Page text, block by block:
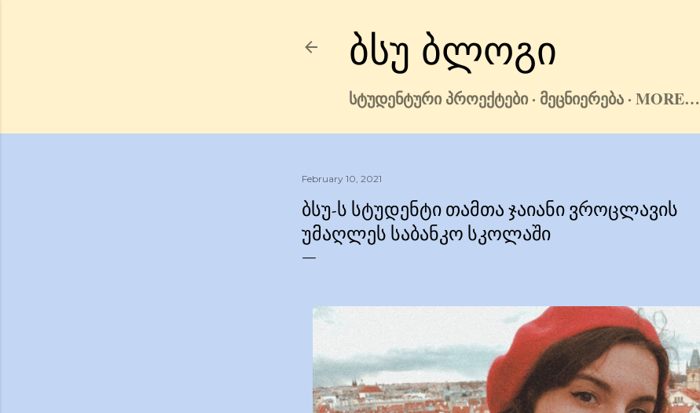
ᲑᲡᲣ ᲑᲚᲝᲒᲘ
ᲡᲢᲣᲓᲔᲜᲢᲣᲠᲘ ᲞᲠᲝᲔᲥᲢᲔᲑᲘ ᲛᲔᲪᲜᲘᲔᲠᲔᲑᲐ MORE…
February 10, 2021
ᲑᲡᲣ-Ს ᲡᲢᲣᲓᲔᲜᲢᲘ ᲗᲐᲛᲗᲐ ᲯᲐᲘᲐᲜᲘ ᲕᲠᲝᲪᲚᲐᲕᲘᲡ
ᲣᲛᲐᲦᲚᲔᲡ ᲡᲐᲑᲐᲜᲙᲝ ᲡᲙᲝᲚᲐᲨᲘ